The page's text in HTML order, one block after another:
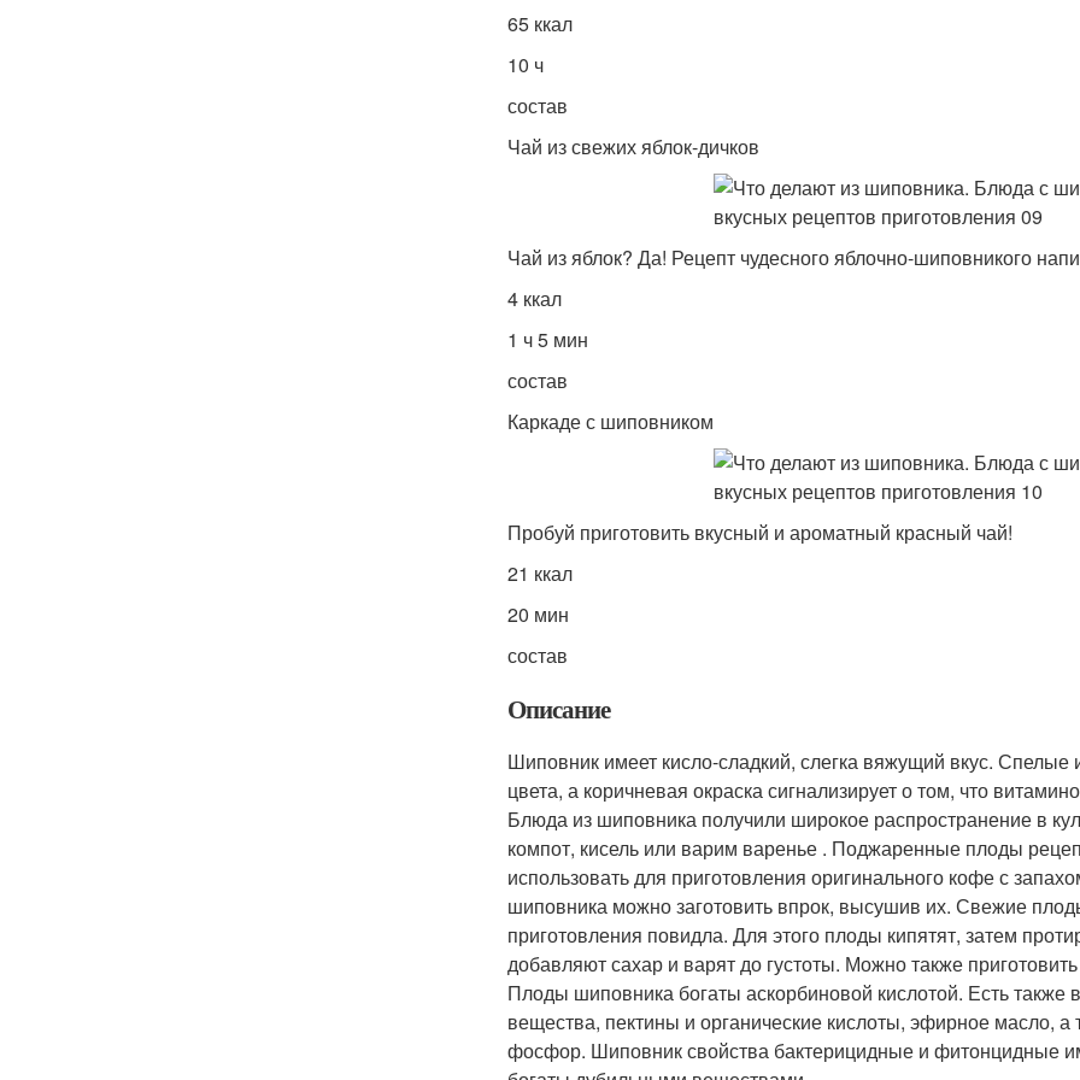
65 ккал
10 ч
состав
Чай из свежих яблок-дичков
Чай из яблок? Да! Рецепт чудесного яблочно-шиповникого
4 ккал
1 ч 5 мин
состав
Каркаде с шиповником
Пробуй приготовить вкусный и ароматный красный чай!
21 ккал
20 мин
состав
Описание
Шиповник имеет кисло-сладкий, слегка вяжущий вкус.
цвета, а коричневая окраска сигнализирует о том, что
Блюда из шиповника получили широкое распространение в
компот, кисель или варим варенье . Поджаренные плоды
использовать для приготовления оригинального кофе с
шиповника можно заготовить впрок, высушив их. Свежие
приготовления повидла. Для этого плоды кипятят, затем
добавляют сахар и варят до густоты. Можно также
Плоды шиповника богаты аскорбиновой кислотой. Есть
вещества, пектины и органические кислоты, эфирное масло,
фосфор. Шиповник свойства бактерицидные и фитонцидные